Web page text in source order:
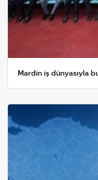
Mardin iş dünyasıyla